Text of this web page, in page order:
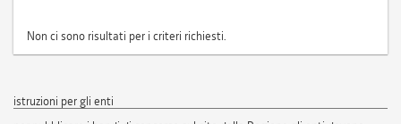
Non ci sono risultati per i criteri richiesti.
istruzioni per gli enti